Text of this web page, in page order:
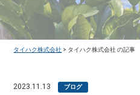
タイハク株式会社 > タイハク株式会社 の記事
2023.11.13 ブログ